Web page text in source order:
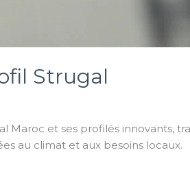
Strugal
et ses profilés innovants,
au climat et aux besoins locaux.